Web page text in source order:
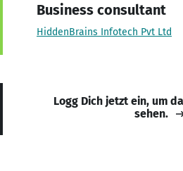
Business consultant
HiddenBrains Infotech Pvt Ltd
Logg Dich jetzt ein, um
sehen.